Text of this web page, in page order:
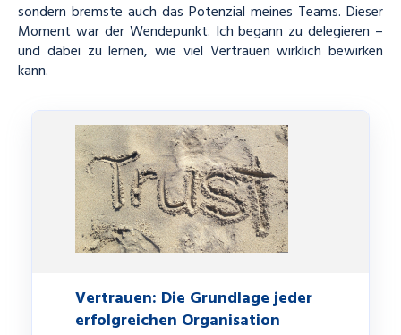
sondern bremste auch das Potenzial meines Teams. Dieser
Moment war der Wendepunkt. Ich begann zu delegieren –
und dabei zu lernen, wie viel Vertrauen wirklich bewirken
kann.
Vertrauen: Die Grundlage jeder
erfolgreichen Organisation